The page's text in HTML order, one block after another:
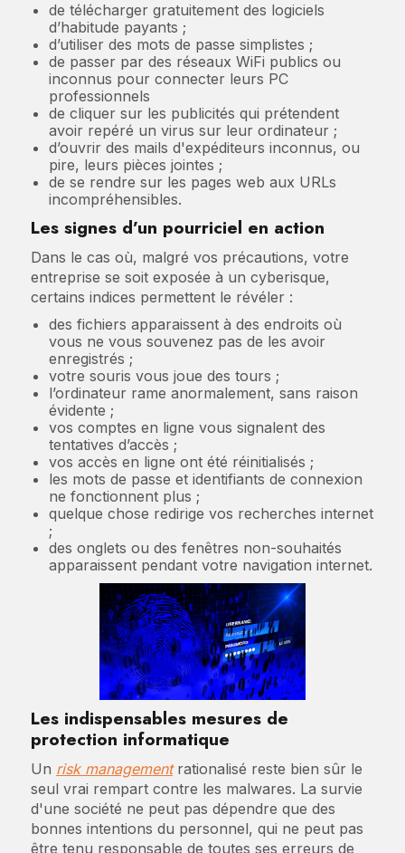
de télécharger gratuitement des logiciels
d’habitude payants ;
d’utiliser des mots de passe simplistes ;
de passer par des réseaux WiFi publics ou
inconnus pour connecter leurs PC
professionnels
de cliquer sur les publicités qui prétendent
avoir repéré un virus sur leur ordinateur ;
d’ouvrir des mails d'expéditeurs inconnus, ou
pire, leurs pièces jointes ;
de se rendre sur les pages web aux URLs
incompréhensibles.
Les signes d’un pourriciel en action
Dans le cas où, malgré vos précautions, votre
entreprise se soit exposée à un cyberisque,
certains indices permettent le révéler :
des fichiers apparaissent à des endroits où
vous ne vous souvenez pas de les avoir
enregistrés ;
votre souris vous joue des tours ;
l’ordinateur rame anormalement, sans raison
évidente ;
vos comptes en ligne vous signalent des
tentatives d’accès ;
vos accès en ligne ont été réinitialisés ;
les mots de passe et identifiants de connexion
ne fonctionnent plus ;
quelque chose redirige vos recherches internet
;
des onglets ou des fenêtres non-souhaités
apparaissent pendant votre navigation internet.
Les indispensables mesures de
protection informatique
Un risk managementrationalisé reste bien sûr le
seul vrai rempart contre les malwares. La survie
d'une société ne peut pas dépendre que des
bonnes intentions du personnel, qui ne peut pas
être tenu responsable de toutes ses erreurs de